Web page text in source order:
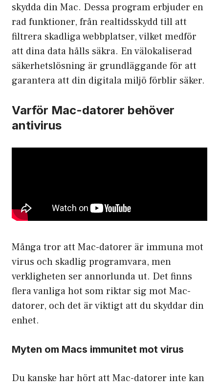
skydda din Mac. Dessa program erbjuder en
rad funktioner, från realtidsskydd till att
filtrera skadliga webbplatser, vilket medför
att dina data hålls säkra. En välokaliserad
säkerhetslösning är grundläggande för att
garantera att din digitala miljö förblir säker.
Varför Mac-datorer behöver
antivirus
Många tror att Mac-datorer är immuna mot
virus och skadlig programvara, men
verkligheten ser annorlunda ut. Det finns
flera vanliga hot som riktar sig mot Mac-
datorer, och det är viktigt att du skyddar din
enhet.
Myten om Macs immunitet mot virus
Du kanske har hört att Mac-datorer inte kan